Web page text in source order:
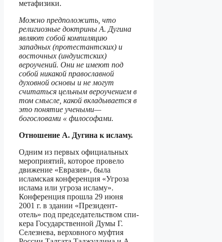
метафизики.
Можно предположить, что
религиозные доктрины А. Дугина
являют собой компи­ляцию
западных (протестантских) и
восточных (индуистских)
вероучений. Они не име­ют под
собой никакой православной
духовной основы и не могут
считаться цельным вероучением в
том смысле, какой вкладывается в
это понятие учеными—
богословами « философами.
Отношение А. Дугина к исламу.
Одним из первых официальных
мероприятий, которое провело
движение «Евра­зия», была
исламская конференция «Угроза
ислама или угроза исламу».
Конферен­ция прошла 29 июня
2001 г. в здании «Президент-
отель» под председательством спи­
кера Государственной Думы Г.
Селезнева, верховного муфтия